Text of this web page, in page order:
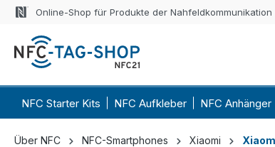
Online-Shop für Produkte der Nahfeldkommunikation
NFC Starter Kits NFC Aufkleber NFC Anhänger
Über NFC NFC-Smartphones Xiaomi